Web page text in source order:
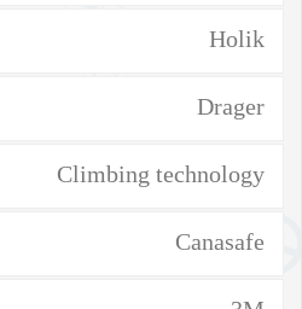
Holik
Drager
Climbing technology
Canasafe